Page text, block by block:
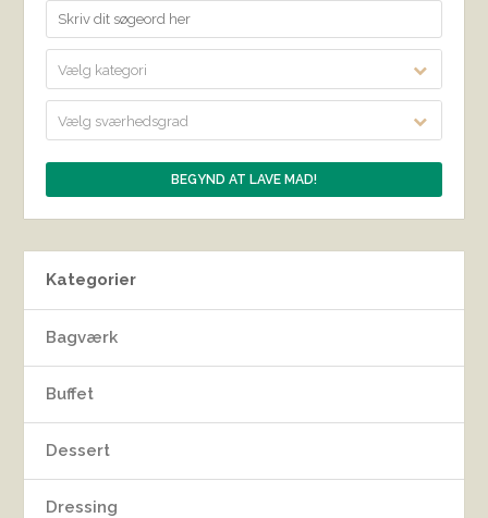
Vælg kategori
Vælg sværhedsgrad
Kategorier
Bagværk
Buffet
Dessert
Dressing